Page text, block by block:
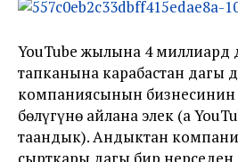
YouTube жылына 4 миллиард
тапканына карабастан дагы
компаниясынын
бөлүгүнө айлана элек (а
таандык). Андыктан
сырткары дагы бир нерседен